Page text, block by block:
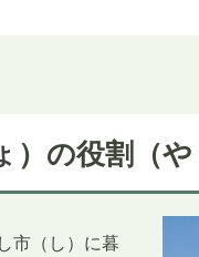
の役割（や
市（し）に暮